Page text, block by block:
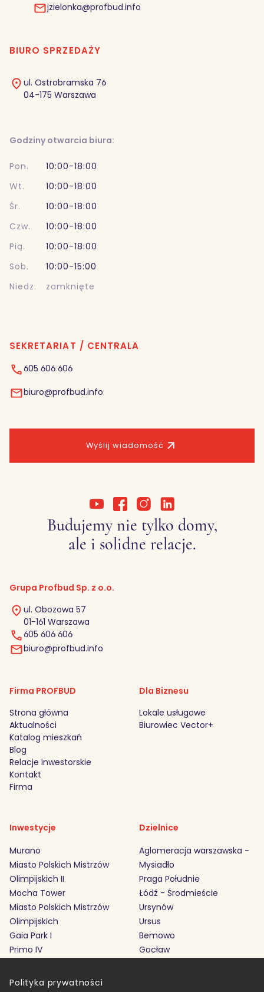
jzielonka@profbud.info
Wyślij wiadomość
BIURO SPRZEDAŻY
ul. Ostrobramska 76
04-175 Warszawa
Godziny otwarcia biura:
Pon.
10:00-18:00
Wt.
10:00-18:00
Śr.
10:00-18:00
Czw.
10:00-18:00
Pią.
10:00-18:00
Sob.
10:00-15:00
Niedz.
zamknięte
SEKRETARIAT / CENTRALA
605 606 606
biuro@profbud.info
Budujemy nie tylko domy,
ale i solidne relacje.
Grupa Profbud Sp. z o.o.
ul. Obozowa 57
01-161 Warszawa
605 606 606
biuro@profbud.info
Firma PROFBUD
Strona główna
Aktualności
Katalog mieszkań
Blog
Relacje inwestorskie
Kontakt
Firma
Dla Biznesu
Lokale usługowe
Biurowiec Vector+
Inwestycje
Murano
Miasto Polskich Mistrzów
Olimpijskich II
Mocha Tower
Miasto Polskich Mistrzów
Olimpijskich
Gaia Park I
Primo IV
Dzielnice
Aglomeracja warszawska -
Mysiadło
Praga Południe
Łódź - Środmieście
Ursynów
Ursus
Bemowo
Gocław
Polityka prywatności